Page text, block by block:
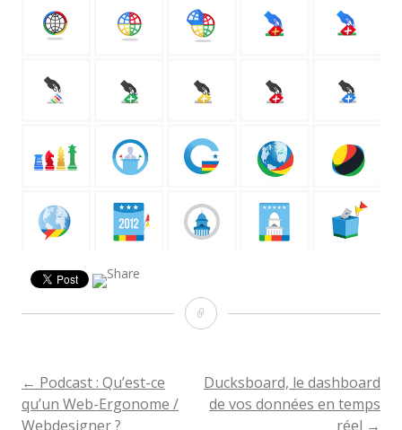
Lien
NAVIGATION
← Podcast : Qu’est-ce
qu’un Web-Ergonome /
Webdesigner ?
Ducksboard, le dashboard
de vos données en temps
réel →